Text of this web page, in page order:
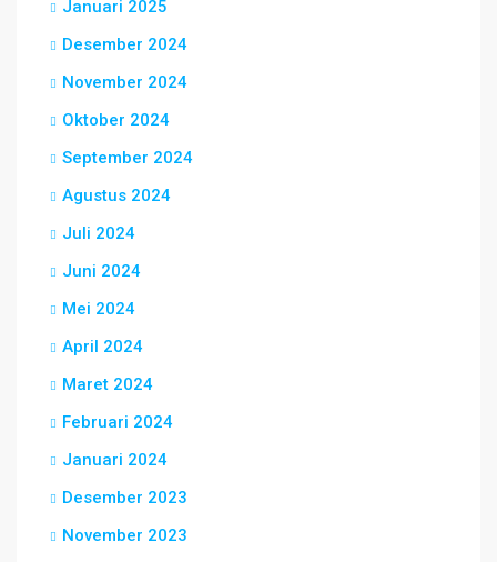
Januari 2025
Desember 2024
November 2024
Oktober 2024
September 2024
Agustus 2024
Juli 2024
Juni 2024
Mei 2024
April 2024
Maret 2024
Februari 2024
Januari 2024
Desember 2023
November 2023